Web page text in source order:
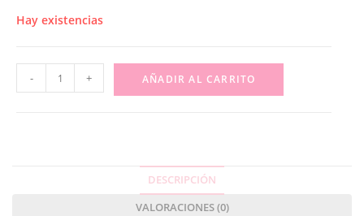
Hay existencias
- + AÑADIR AL CARRITO
DESCRIPCIÓN
VALORACIONES (0)